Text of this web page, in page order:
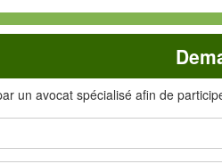
un avocat spécialisé afin de